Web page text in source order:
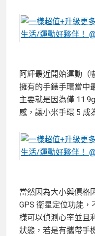
阿輝最近開始運動（
擁有的手錶手環當中
主要就是因為僅
感，讓小米手環 5 成
當然因為大小與價格
GPS 衛星定位功能
樣可以偵測心率並且
狀態，若是有攜帶手